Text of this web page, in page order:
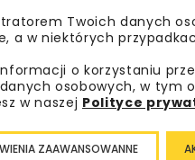
wiedzieć
Twoich danych
a w niektórych
o korzystaniu
osobowych, w tym
w naszej Polityce
ZAAWANSOWANNE